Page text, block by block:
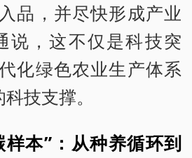
品，并尽快形成产业
说，这不仅是科技突
化绿色农业生产体系
技支撑。
样本”：从种养循环到